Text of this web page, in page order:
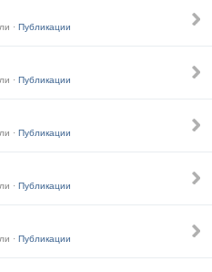
· Публикации
· Публикации
· Публикации
· Публикации
· Публикации